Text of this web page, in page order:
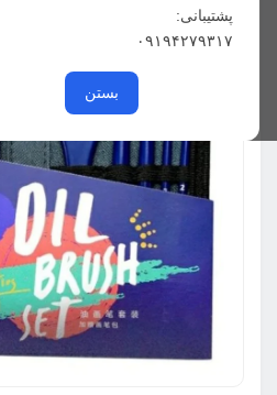
پشتیبانی:
۰۹۱۹۴۲۷۹۳۱۷
بستن